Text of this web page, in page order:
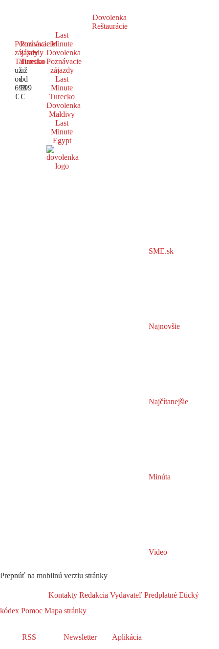
Dovolenka
Reštaurácie
Poznávacie
zájazdy
Taliansko
už
od
699
€
Poznávacie
zájazdy
Turecko
už
od
599
€
Last
Minute
Dovolenka
Poznávacie
zájazdy
Last
Minute
Turecko
Dovolenka
Maldivy
Last
Minute
Egypt
SME.sk
Najnovšie
Najčítanejšie
Minúta
Video
Prepnúť na mobilnú verziu stránky
Kontakty Redakcia Vydavateľ Predplatné Etický
kódex Pomoc Mapa stránky
RSS Newsletter Aplikácia